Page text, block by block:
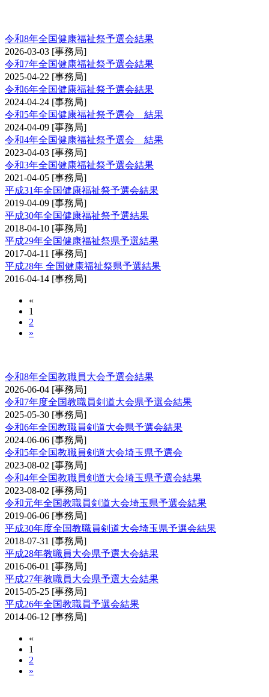
令和8年全国健康福祉祭予選会結果
2026-03-03 [事務局]
令和7年全国健康福祉祭予選会結果
2025-04-22 [事務局]
令和6年全国健康福祉祭予選会結果
2024-04-24 [事務局]
令和5年全国健康福祉祭予選会 結果
2024-04-09 [事務局]
令和4年全国健康福祉祭予選会 結果
2023-04-03 [事務局]
令和3年全国健康福祉祭予選会結果
2021-04-05 [事務局]
平成31年全国健康福祉祭予選会結果
2019-04-09 [事務局]
平成30年全国健康福祉祭予選結果
2018-04-10 [事務局]
平成29年全国健康福祉祭県予選結果
2017-04-11 [事務局]
平成28年 全国健康福祉祭県予選結果
2016-04-14 [事務局]
«
1
2
»
令和8年全国教職員大会予選会結果
2026-06-04 [事務局]
令和7年度全国教職員剣道大会県予選会結果
2025-05-30 [事務局]
令和6年全国教職員剣道大会県予選会結果
2024-06-06 [事務局]
令和5年全国教職員剣道大会埼玉県予選会
2023-08-02 [事務局]
令和4年全国教職員剣道大会埼玉県予選会結果
2023-08-02 [事務局]
令和元年全国教職員剣道大会埼玉県予選会結果
2019-06-06 [事務局]
平成30年度全国教職員剣道大会埼玉県予選会結果
2018-07-31 [事務局]
平成28年教職員大会県予選大会結果
2016-06-01 [事務局]
平成27年教職員大会県予選大会結果
2015-05-25 [事務局]
平成26年全国教職員予選会結果
2014-06-12 [事務局]
«
1
2
»